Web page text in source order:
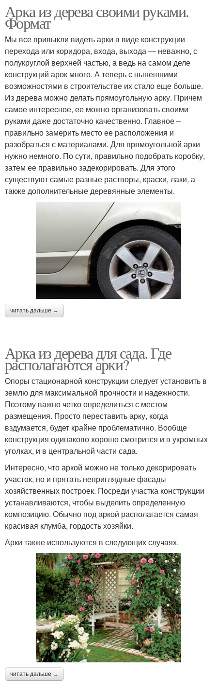
Арка из дерева своими руками.
Формат
Мы все привыкли видеть арки в виде конструкции
перехода или коридора, входа, выхода — неважно, с
полукруглой верхней частью, а ведь на самом деле
конструкций арок много. А теперь с нынешними
возможностями в строительстве их стало еще больше.
Из дерева можно делать прямоугольную арку. Причем
самое интересное, ее можно организовать своими
руками даже достаточно качественно. Главное –
правильно замерить место ее расположения и
разобраться с материалами. Для прямоугольной арки
нужно немного. По сути, правильно подобрать коробку,
затем ее правильно задекорировать. Для этого
существуют самые разные растворы, краски, лаки, а
также дополнительные деревянные элементы.
читать дальше →
Арка из дерева для сада. Где
располагаются арки?
Опоры стационарной конструкции следует установить в
землю для максимальной прочности и надежности.
Поэтому важно четко определиться с местом
размещения. Просто переставить арку, когда
вздумается, будет крайне проблематично. Вообще
конструкция одинаково хорошо смотрится и в укромных
уголках, и в центральной части сада.
Интересно, что аркой можно не только декорировать
участок, но и прятать неприглядные фасады
хозяйственных построек. Посреди участка конструкции
устанавливаются, чтобы выделить определенную
композицию. Обычно под аркой располагается самая
красивая клумба, гордость хозяйки.
Арки также используются в следующих случаях.
читать дальше →